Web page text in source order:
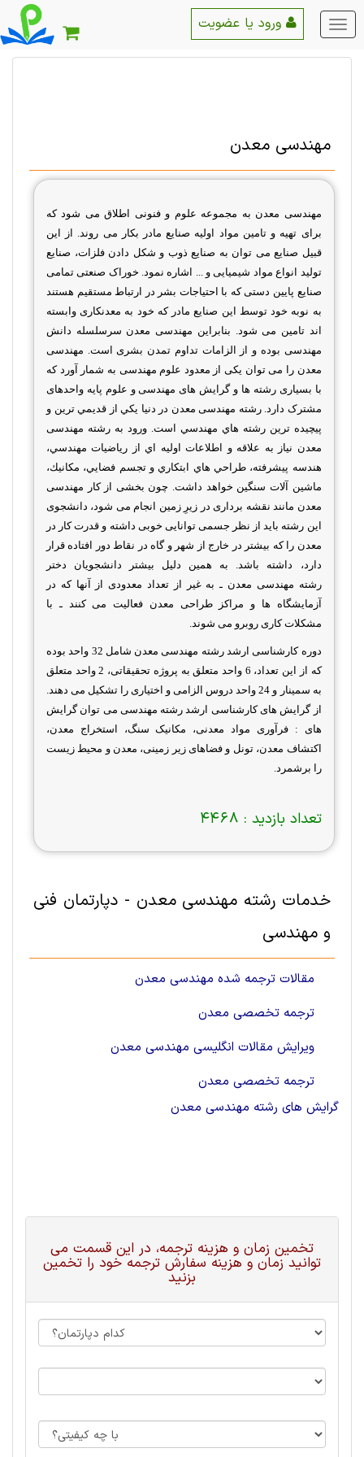
منو
اصلی
مهندسی معدن
مهندسی معدن به مجموعه علوم و فنونی اطلاق می شود که
برای تهیه و تامین مواد اولیه صنایع مادر بکار می روند. از این
قبیل صنایع می توان به صنایع ذوب و شکل دادن فلزات، صنایع
تولید انواع مواد شیمیایی و ... اشاره نمود. خوراک صنعتی تمامی
صنایع پایین دستی که با احتیاجات بشر در ارتباط مستقیم هستند
به نوبه خود توسط این صنایع مادر که خود به معدنکاری وابسته
اند تامین می شود. بنابراین مهندسی معدن سرسلسله دانش
مهندسی بوده و از الزامات تداوم تمدن بشری است. مهندسی
معدن را می توان يکی از معدود علوم مهندسی به شمار آورد که
با بسياری رشته ها و گرايش های مهندسی و علوم پايه واحدهای
مشترک دارد. رشته مهندسی معدن در دنيا يكي از قديمي ترين و
پيچيده ترين رشته‏ هاي مهندسي است. ورود به رشته مهندسی
معدن نياز به علاقه و اطلاعات اوليه‏ اي از رياضيات مهندسي،
هندسه پيشرفته، طراحي هاي ابتكاري و تجسم فضايي، مكانيك،
ماشين آلات سنگين خواهد داشت. چون‌ بخشی‌ از کار
مهندسی‌
معدن‌ مانند نقشه برداری‌ در زیرِ زمین‌ انجام‌ می شود، دانشجوی‌
این‌ رشته‌ باید از نظر جسمی‌ توانایی‌ خوبی‌ داشته‌ و قدرت‌ کار در
معدن‌ را که‌ بیشتر در خارج‌ از شهر و گاه‌ در نقاط‌ دور افتاده‌ قرار
دارد، داشته‌ باشد. به‌ همین‌ دلیل‌ بیشتر دانشجویان‌ دختر
رشته مهندسی معدن ـ به‌ غیر از تعداد معدودی‌ از آنها که‌ در
آزمایشگاه ها و مراکز طراحی‌ معدن‌ فعالیت‌ می کنند ـ با
مشکلات‌ کاری‌ روبرو می شوند.
دوره کارشناسی ارشد رشته مهندسی معدن شامل 32 واحد بوده
که از این تعداد، 6 واحد متعلق به پروژه تحقیقاتی، 2 واحد متعلق
به سمینار و 24 واحد دروس الزامی و اختیاری را تشکیل می دهند.
از گرایش هایکارشناسی ارشد رشته مهندسی می توان گرایش
های : فرآوری مواد معدنی، مکانیک سنگ، استخراج معدن،
اکتشاف معدن، تونل و فضاهای زیر زمینی، معدن و محیط زیست
را برشمرد.
تعداد بازدید : 4468
خدمات رشته مهندسی معدن - دپارتمان فنی
و مهندسی
مقالات ترجمه شده مهندسی معدن
ترجمه تخصصی معدن
ویرایش مقالات انگلیسی مهندسی معدن
ترجمه تخصصی معدن
گرایش های رشته مهندسی معدن
تخمین زمان و هزینه ترجمه، در این قسمت می
توانید زمان و هزینه سفارش ترجمه خود را تخمین
بزنید